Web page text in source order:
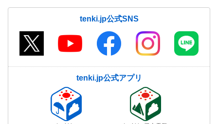
tenki.jp公式SNS
tenki.jp公式アプリ